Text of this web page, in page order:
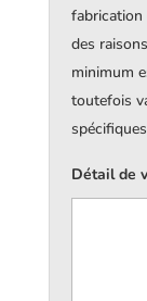
fabrication
des
minimum
toutefois
Détail de